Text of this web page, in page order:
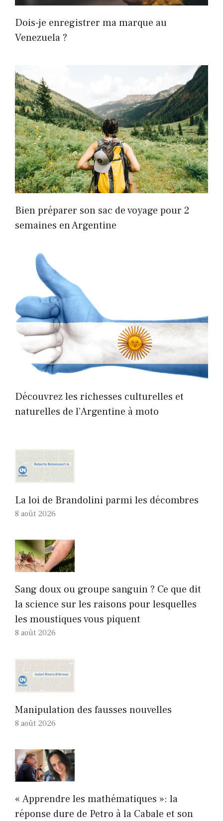
Dois-je enregistrer ma marque au
Venezuela ?
Bien préparer son sac de voyage pour 2
semaines en Argentine
Découvrez les richesses culturelles et
naturelles de l’Argentine à moto
La loi de Brandolini parmi les décombres
8 août 2026
Sang doux ou groupe sanguin ? Ce que dit
la science sur les raisons pour lesquelles
les moustiques vous piquent
8 août 2026
Manipulation des fausses nouvelles
8 août 2026
« Apprendre les mathématiques »: la
réponse dure de Petro à la Cabale et son